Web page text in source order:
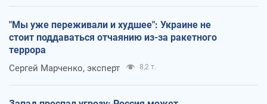
"Мы уже переживали и худшее": Украине не
стоит поддаваться отчаянию из-за ракетного
террора
Сергей Марченко, эксперт 8,2 т.